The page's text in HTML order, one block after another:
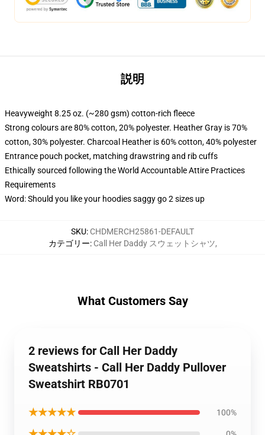
説明
Heavyweight 8.25 oz. (~280 gsm) cotton-rich fleece
Strong colours are 80% cotton, 20% polyester. Heather Gray is 70%
cotton, 30% polyester. Charcoal Heather is 60% cotton, 40% polyester
Entrance pouch pocket, matching drawstring and rib cuffs
Ethically sourced following the World Accountable Attire Practices
Requirements
Word: Should you like your hoodies saggy go 2 sizes up
SKU: CHDMERCH25861-DEFAULT
カテゴリー: Call Her Daddy スウェットシャツ,
What Customers Say
2 reviews for Call Her Daddy
Sweatshirts - Call Her Daddy Pullover
Sweatshirt RB0701
★★★★★ 100%